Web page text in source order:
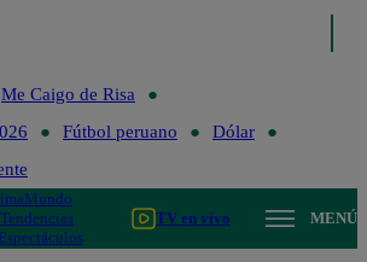
Me Caigo de Risa
Fútbol peruano
Dólar
Mundo
Tendencias
Espectáculos
TV en vivo MENÚ